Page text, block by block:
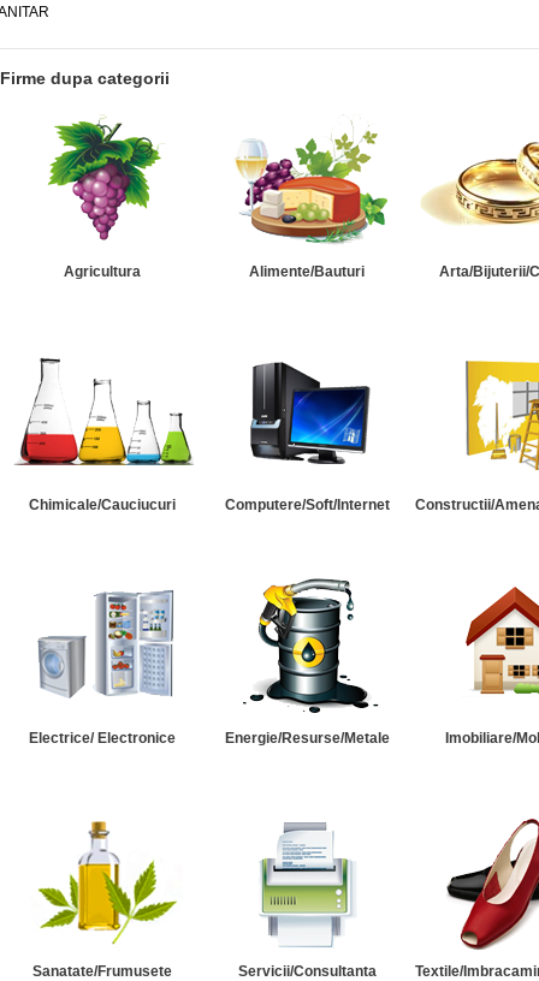
Firme dupa categorii
Agricultura Alimente/Bauturi Arta/Bijuterii/
Chimicale/Cauciucuri Computere/Soft/Internet Constructii/
Electrice/ Electronice Energie/Resurse/Metale Imobiliare/
Sanatate/Frumusete Servicii/Consultanta Textile/